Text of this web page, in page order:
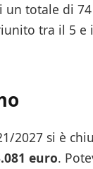
un totale di
tra il 5 e
2027 si è
euro.